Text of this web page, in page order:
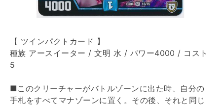
【 ツインパクトカード 】
種族 アースイーター / 文明 水 / パワー4000 / コスト
5
■このクリーチャーがバトルゾーンに出た時、自分の
手札をすべてマナゾーンに置く。その後、それと同じ